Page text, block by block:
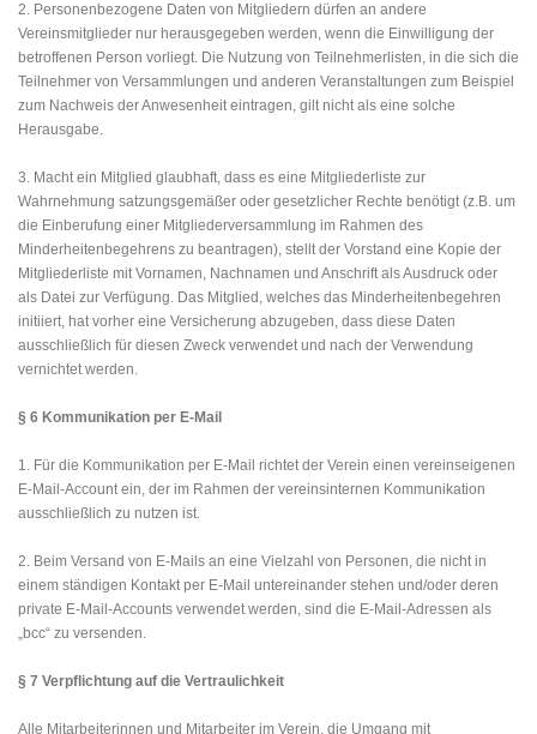
2. Personenbezogene Daten von Mitgliedern dürfen an andere
Vereinsmitglieder nur herausgegeben werden, wenn die Einwilligung der
betroffenen Person vorliegt. Die Nutzung von Teilnehmerlisten, in die sich die
Teilnehmer von Versammlungen und anderen Veranstaltungen zum Beispiel
zum Nachweis der Anwesenheit eintragen, gilt nicht als eine solche
Herausgabe.
3. Macht ein Mitglied glaubhaft, dass es eine Mitgliederliste zur
Wahrnehmung satzungsgemäßer oder gesetzlicher Rechte benötigt (z.B. um
die Einberufung einer Mitgliederversammlung im Rahmen des
Minderheitenbegehrens zu beantragen), stellt der Vorstand eine Kopie der
Mitgliederliste mit Vornamen, Nachnamen und Anschrift als Ausdruck oder
als Datei zur Verfügung. Das Mitglied, welches das Minderheitenbegehren
initiiert, hat vorher eine Versicherung abzugeben, dass diese Daten
ausschließlich für diesen Zweck verwendet und nach der Verwendung
vernichtet werden.
§ 6 Kommunikation per E-Mail
1. Für die Kommunikation per E-Mail richtet der Verein einen vereinseigenen
E-Mail-Account ein, der im Rahmen der vereinsinternen Kommunikation
ausschließlich zu nutzen ist.
2. Beim Versand von E-Mails an eine Vielzahl von Personen, die nicht in
einem ständigen Kontakt per E-Mail untereinander stehen und/oder deren
private E-Mail-Accounts verwendet werden, sind die E-Mail-Adressen als
„bcc“ zu versenden.
§ 7 Verpflichtung auf die Vertraulichkeit
Alle Mitarbeiterinnen und Mitarbeiter im Verein, die Umgang mit